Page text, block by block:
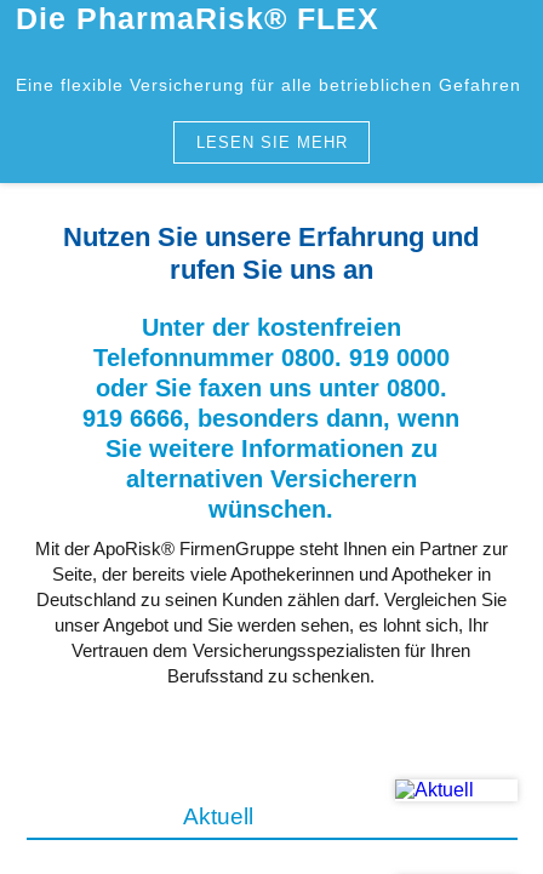
Die PharmaRisk® FLEX
Eine flexible Versicherung für alle betrieblichen Gefahren
LESEN SIE MEHR
Nutzen Sie unsere Erfahrung und
rufen Sie uns an
Unter der kostenfreien
Telefonnummer 0800. 919 0000
oder Sie faxen uns unter 0800.
919 6666, besonders dann, wenn
Sie weitere Informationen zu
alternativen Versicherern
wünschen.
Mit der ApoRisk® FirmenGruppe steht Ihnen ein Partner zur
Seite, der bereits viele Apothekerinnen und Apotheker in
Deutschland zu seinen Kunden zählen darf. Vergleichen Sie
unser Angebot und Sie werden sehen, es lohnt sich, Ihr
Vertrauen dem Versicherungsspezialisten für Ihren
Berufsstand zu schenken.
Aktuell